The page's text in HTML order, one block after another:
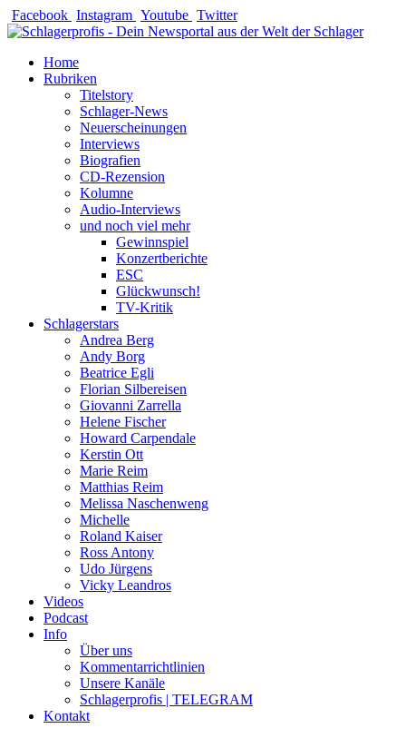
Zum
Inhalt
Facebook Instagram Youtube Twitter
Home
Rubriken
Titelstory
Schlager-News
Neuerscheinungen
Interviews
Biografien
CD-Rezension
Kolumne
Audio-Interviews
und noch viel mehr
Gewinnspiel
Konzertberichte
ESC
Glückwunsch!
TV-Kritik
Schlagerstars
Andrea Berg
Andy Borg
Beatrice Egli
Florian Silbereisen
Giovanni Zarrella
Helene Fischer
Howard Carpendale
Kerstin Ott
Marie Reim
Matthias Reim
Melissa Naschenweng
Michelle
Roland Kaiser
Ross Antony
Udo Jürgens
Vicky Leandros
Videos
Podcast
Info
Über uns
Kommentarrichtlinien
Unsere Kanäle
Schlagerprofis | TELEGRAM
Kontakt